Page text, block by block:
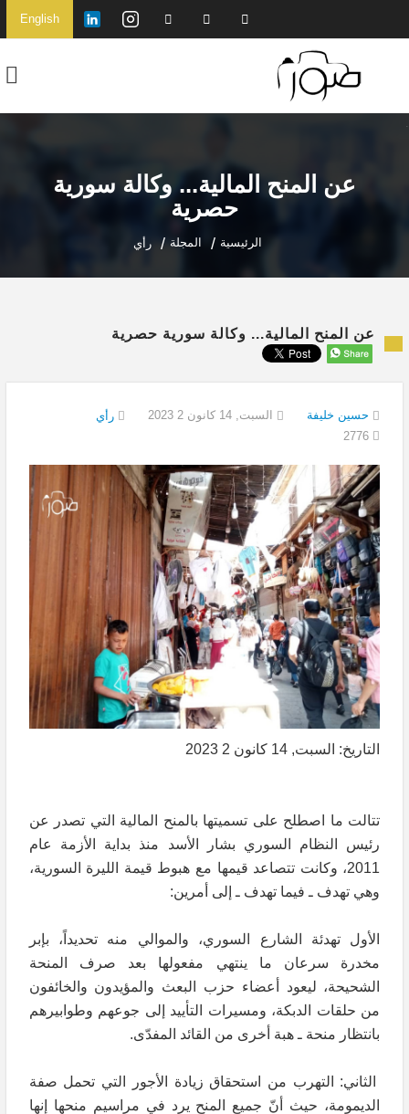
English
عن المنح المالية... وكالة سورية
حصرية
الرئيسية المجلة رأي
عن المنح المالية... وكالة سورية حصرية
حسين خليفة السبت, 14 كانون 2 2023
رأي
التاريخ: السبت, 14 كانون 2 2023
تتالت ما اصطلح على تسميتها بالمنح المالية التي تصدر عن
رئيس النظام السوري بشار الأسد منذ بداية الأزمة عام
2011، وكانت تتصاعد قيمها مع هبوط قيمة الليرة السورية،
وهي تهدف ـ فيما تهدف ـ إلى أمرين:
الأول تهدئة الشارع السوري، والموالي منه تحديداً، بإبر
مخدرة سرعان ما ينتهي مفعولها بعد صرف المنحة
الشحيحة، ليعود أعضاء حزب البعث والمؤيدون والخائفون
من حلقات الدبكة، ومسيرات التأييد إلى جوعهم وطوابيرهم
بانتظار منحة ـ هبة أخرى من القائد المفدّى.
الثاني: التهرب من استحقاق زيادة الأجور التي تحمل صفة
الديمومة، حيث أنّ جميع المنح يرد في مراسيم منحها إنها